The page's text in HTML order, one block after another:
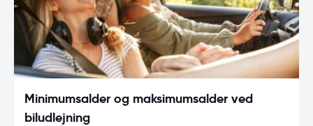
Minimumsalder og maksimumsalder ved
biludlejning